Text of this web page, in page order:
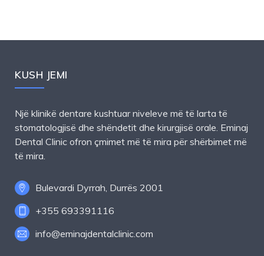
KUSH JEMI
Një klinikë dentare kushtuar niveleve më të larta të
stomatologjisë dhe shëndetit dhe kirurgjisë orale. Eminaj
Dental Clinic ofron çmimet më të mira për shërbimet më
të mira.
Bulevardi Dyrrah, Durrës 2001
+355 693391116
info@eminajdentalclinic.com